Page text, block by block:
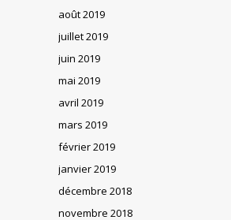
août 2019
juillet 2019
juin 2019
mai 2019
avril 2019
mars 2019
février 2019
janvier 2019
décembre 2018
novembre 2018